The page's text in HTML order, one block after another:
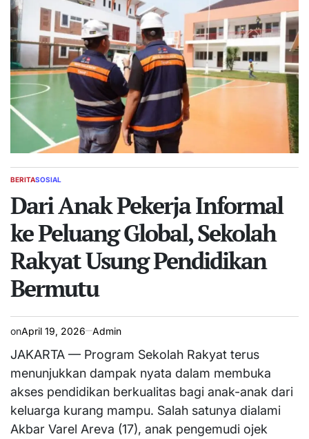
POSTED
BERITASOSIAL
Dari Anak Pekerja Informal
ke Peluang Global, Sekolah
Rakyat Usung Pendidikan
Bermutu
onApril 19, 2026 Admin
JAKARTA — Program Sekolah Rakyat terus
menunjukkan dampak nyata dalam membuka
akses pendidikan berkualitas bagi anak-anak dari
keluarga kurang mampu. Salah satunya dialami
Akbar Varel Areva (17), anak pengemudi ojek